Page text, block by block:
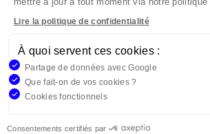
mais ne peut intervenir qu’après
adressé une réclamation écrite.
Garantme, société par actions simplifiée
Code des Assurances et immatriculée à
75002 Paris
Lire la politique de confidentialité
À quoi servent ces cookies :
Partage de données avec Google
Que fait-on de vos cookies ?
Cookies fonctionnels
Consentements certifiés par